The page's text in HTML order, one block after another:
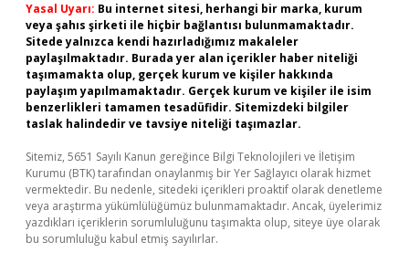
Yasal Uyarı: Bu internet sitesi, herhangi bir marka, kurum
veya şahıs şirketi ile hiçbir bağlantısı bulunmamaktadır.
Sitede yalnızca kendi hazırladığımız makaleler
paylaşılmaktadır. Burada yer alan içerikler haber niteliği
taşımamakta olup, gerçek kurum ve kişiler hakkında
paylaşım yapılmamaktadır. Gerçek kurum ve kişiler ile isim
benzerlikleri tamamen tesadüfidir. Sitemizdeki bilgiler
taslak halindedir ve tavsiye niteliği taşımazlar.
Sitemiz, 5651 Sayılı Kanun gereğince Bilgi Teknolojileri ve İletişim
Kurumu (BTK) tarafından onaylanmış bir Yer Sağlayıcı olarak hizmet
vermektedir. Bu nedenle, sitedeki içerikleri proaktif olarak denetleme
veya araştırma yükümlülüğümüz bulunmamaktadır. Ancak, üyelerimiz
yazdıkları içeriklerin sorumluluğunu taşımakta olup, siteye üye olarak
bu sorumluluğu kabul etmiş sayılırlar.